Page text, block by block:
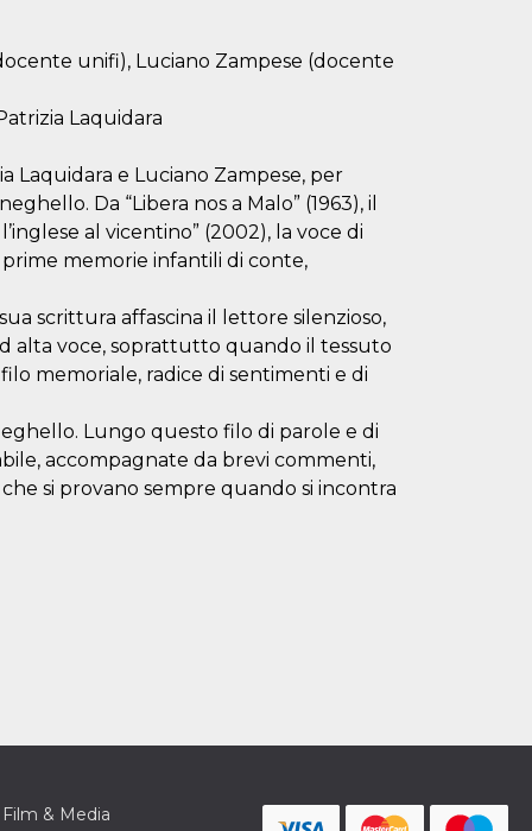
unifi), Luciano Zampese (docente
Laquidara
Laquidara e Luciano Zampese, per
Da “Libera nos a Malo” (1963), il
al vicentino” (2002), la voce di
memorie infantili di conte,
scrittura affascina il lettore silenzioso,
alta voce, soprattutto quando il tessuto
memoriale, radice di sentimenti e di
Lungo questo filo di parole e di
accompagnate da brevi commenti,
si provano sempre quando si incontra
Film & Media